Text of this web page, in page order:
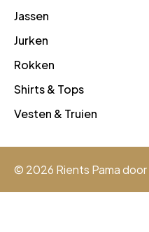
Jassen
Jurken
Rokken
Shirts & Tops
Vesten & Truien
© 2026 Rients Pama door